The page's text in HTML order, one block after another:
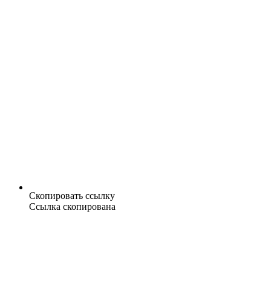
Скопировать ссылку
Ссылка скопирована